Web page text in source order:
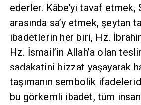
ederler. Kâbe’yi tavaf etmek,
arasında sa’y etmek, şeytan
ibadetlerin her biri, Hz.
Hz. İsmail’in Allah’a olan
sadakatini bizzat yaşayarak
taşımanın sembolik
bu görkemli ibadet, tüm